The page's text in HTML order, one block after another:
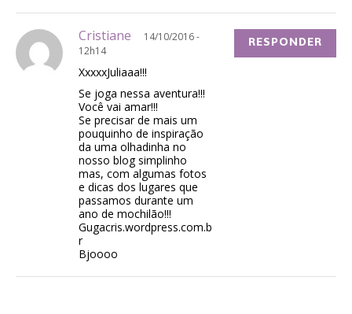
Cristiane
14/10/2016 -
12h14
XxxxxJuliaaa!!!
Se joga nessa aventura!!!
Você vai amar!!!
Se precisar de mais um
pouquinho de inspiração
da uma olhadinha no
nosso blog simplinho
mas, com algumas fotos
e dicas dos lugares que
passamos durante um
ano de mochilão!!!
Gugacris.wordpress.com.b
r
Bjoooo
RESPONDER